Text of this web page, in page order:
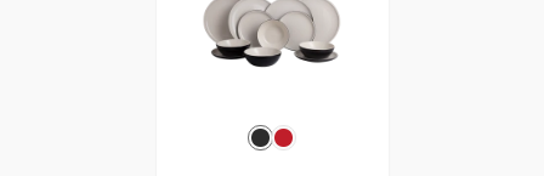
czarnyczerwony